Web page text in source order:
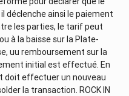
déclenche ainsi le paiement
les parties, le tarif peut
à la baisse sur la Plate-
uu remboursement sur la
initial est effectué. En
doit effectuer un nouveau
la transaction. ROCK IN